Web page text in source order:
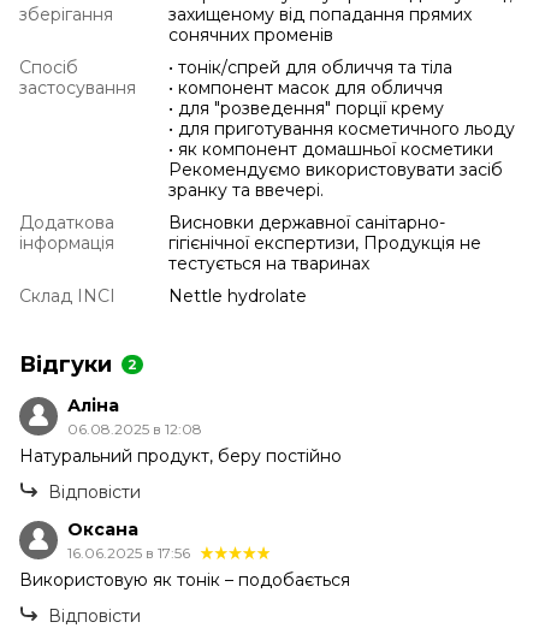
зберігання
захищеному від попадання прямих
сонячних променів
Спосіб
застосування
• тонік/спрей для обличчя та тіла
• компонент масок для обличчя
• для "розведення" порції крему
• для приготування косметичного льоду
• як компонент домашньої косметики
Рекомендуємо використовувати засіб
зранку та ввечері.
Додаткова
інформація
Висновки державної санітарно-
гігієнічної експертизи, Продукція не
тестується на тваринах
Склад INCI
Nettle hydrolate
Відгуки 2
Аліна
06.08.2025 в 12:08
Натуральний продукт, беру постійно
Відповісти
Оксана
16.06.2025 в 17:56
Використовую як тонік – подобається
Відповісти